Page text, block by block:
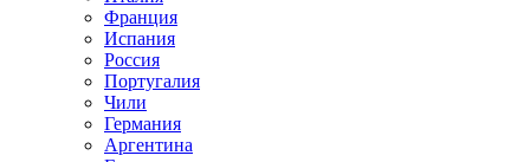
Франция
Испания
Россия
Португалия
Чили
Германия
Аргентина